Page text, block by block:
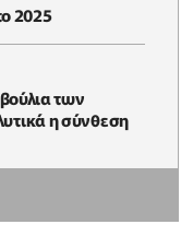
2025
των
η σύνθεση